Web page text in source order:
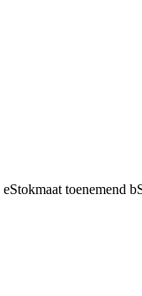
eStokmaat toenemend b